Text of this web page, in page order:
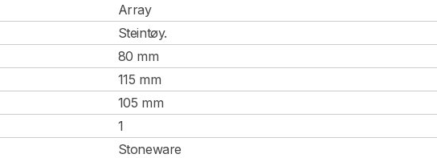
Array
Steintøy.
80 mm
115 mm
105 mm
1
Stoneware